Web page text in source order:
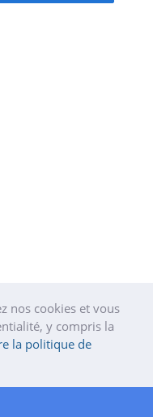
nos cookies et vous
y compris la
la politique de